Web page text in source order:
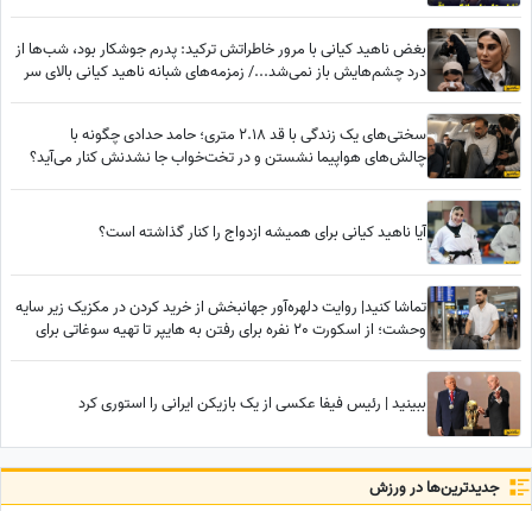
بغض ناهید کیانی با مرور خاطراتش ترکید: پدرم جوشکار بود، شب‌ها از
درد چشم‌هایش باز نمی‌شد.../ زمزمه‌های شبانه ناهید کیانی بالای سر
سختی‌های یک زندگی با قد 2.18 متری؛ حامد حدادی چگونه با
چالش‌های هواپیما نشستن و در تخت‌خواب جا نشدنش کنار می‌آید؟
آیا ناهید کیانی برای همیشه ازدواج را کنار گذاشته است؟
تماشا کنید| روایت دلهره‌آور جهانبخش از خرید کردن در مکزیک زیر سایه
وحشت؛ از اسکورت 20 نفره برای رفتن به هایپر تا تهیه سوغاتی برای
ببینید | رئیس فیفا عکسی از یک بازیکن ایرانی را استوری کرد
جدید‌ترین‌ها در ورزش